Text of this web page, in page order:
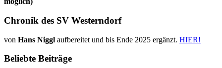
Chronik des SV Westerndorf
von Hans Niggl aufbereitet und bis Ende 2025 ergänzt. HIER!
Beliebte Beiträge